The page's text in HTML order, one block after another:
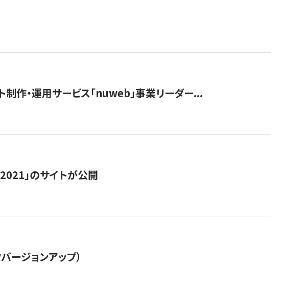
制作・運用サービス「nuweb」事業リーダー...
」のサイトが公開
ージョンアップ）